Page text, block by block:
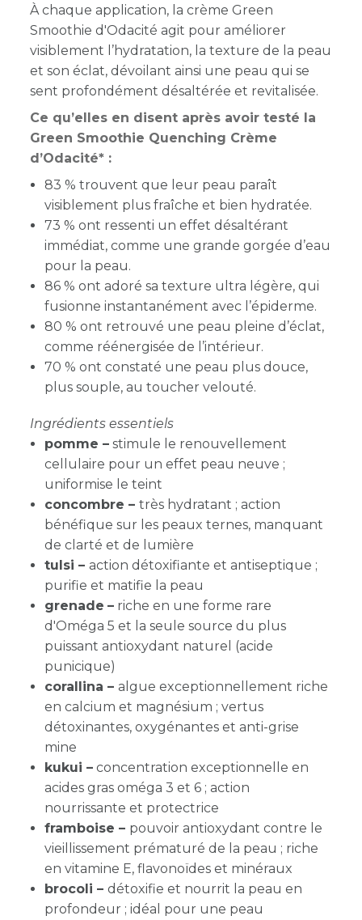
À chaque application, la crème Green
Smoothie d'Odacité agit pour améliorer
visiblement l’hydratation, la texture de la peau
et son éclat, dévoilant ainsi une peau qui se
sent profondément désaltérée et revitalisée.
Ce qu’elles en disent après avoir testé la
Green Smoothie Quenching Crème
d’Odacité* :
83 % trouvent que leur peau paraît
visiblement plus fraîche et bien hydratée.
73 % ont ressenti un effet désaltérant
immédiat, comme une grande gorgée d’eau
pour la peau.
86 % ont adoré sa texture ultra légère, qui
fusionne instantanément avec l’épiderme.
80 % ont retrouvé une peau pleine d’éclat,
comme réénergisée de l’intérieur.
70 % ont constaté une peau plus douce,
plus souple, au toucher velouté.
Ingrédients essentiels
pomme – stimule le renouvellement
cellulaire pour un effet peau neuve ;
uniformise le teint
concombre – très hydratant ; action
bénéfique sur les peaux ternes, manquant
de clarté et de lumière
tulsi – action détoxifiante et antiseptique ;
purifie et matifie la peau
grenade – riche en une forme rare
d'Oméga 5 et la seule source du plus
puissant antioxydant naturel (acide
punicique)
corallina – algue exceptionnellement riche
en calcium et magnésium ; vertus
détoxinantes, oxygénantes et anti-grise
mine
kukui – concentration exceptionnelle en
acides gras oméga 3 et 6 ; action
nourrissante et protectrice
framboise – pouvoir antioxydant contre le
vieillissement prématuré de la peau ; riche
en vitamine E, flavonoïdes et minéraux
brocoli – détoxifie et nourrit la peau en
profondeur ; idéal pour une peau